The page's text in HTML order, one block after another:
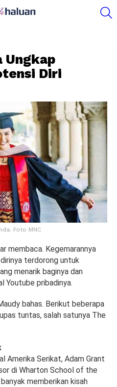
Ungkap
Diri
Foto MNC
membaca. Kegemarannya
terdorong untuk
menarik baginya dan
Youtube pribadinya.
bahas. Berikut beberapa
tuntas, salah satunya The
Amerika Serikat, Adam Grant
di Wharton School of the
memberikan kisah